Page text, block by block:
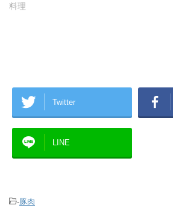
料理
Twitter
LINE
-豚肉